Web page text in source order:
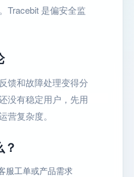
Tracebit 是偏安全监
馈和故障处理变得分
没有稳定用户，先用
营复杂度。
服工单或产品需求